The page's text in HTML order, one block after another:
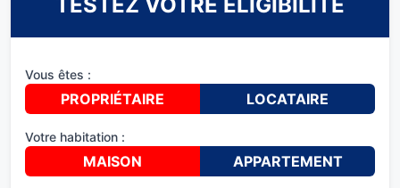
TESTEZ VOTRE ÉLIGIBILITÉ
Vous êtes :
PROPRIÉTAIRE LOCATAIRE
Votre habitation :
MAISON APPARTEMENT